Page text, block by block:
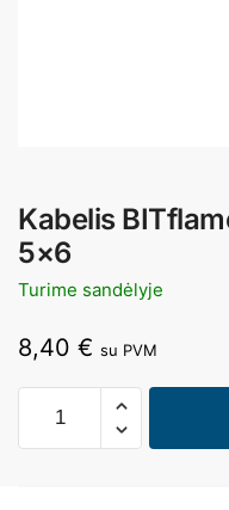
Kabelis
5×6
Turime sandėlyje
8,40 € su PVM